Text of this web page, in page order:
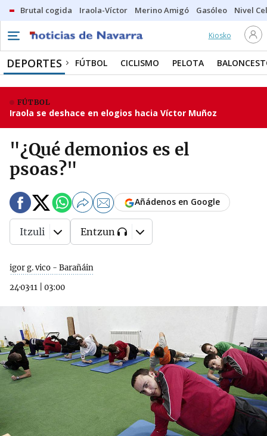
Brutal cogida Iraola-Víctor Merino Amigó Gasóleo Nivel
Kiosko
DEPORTES FÚTBOL CICLISMO PELOTA
FÚTBOL
Iraola se deshace en elogios hacia Víctor Muñoz
"¿Qué demonios es el
psoas?"
igor g. vico - Barañáin
24·03·11
03:00
Añádenos en Google
Itzuli Entzun